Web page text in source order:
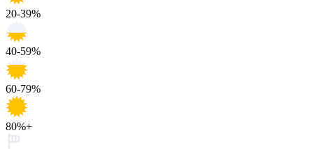
20-39%
40-59%
60-79%
80%+